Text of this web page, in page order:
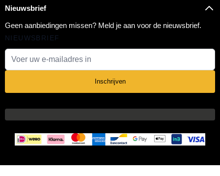
Nieuwsbrief
Geen aanbiedingen missen? Meld je aan voor de nieuwsbrief.
NIEUWSBRIEF
Inschrijven